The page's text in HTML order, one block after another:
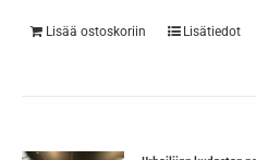
Lisää ostoskoriin Lisätiedot